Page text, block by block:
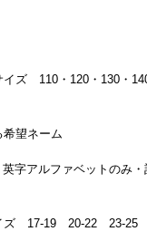
イズ 110・120・130・
希望ネーム
英字アルファベットのみ
イズ 17-19 20-22